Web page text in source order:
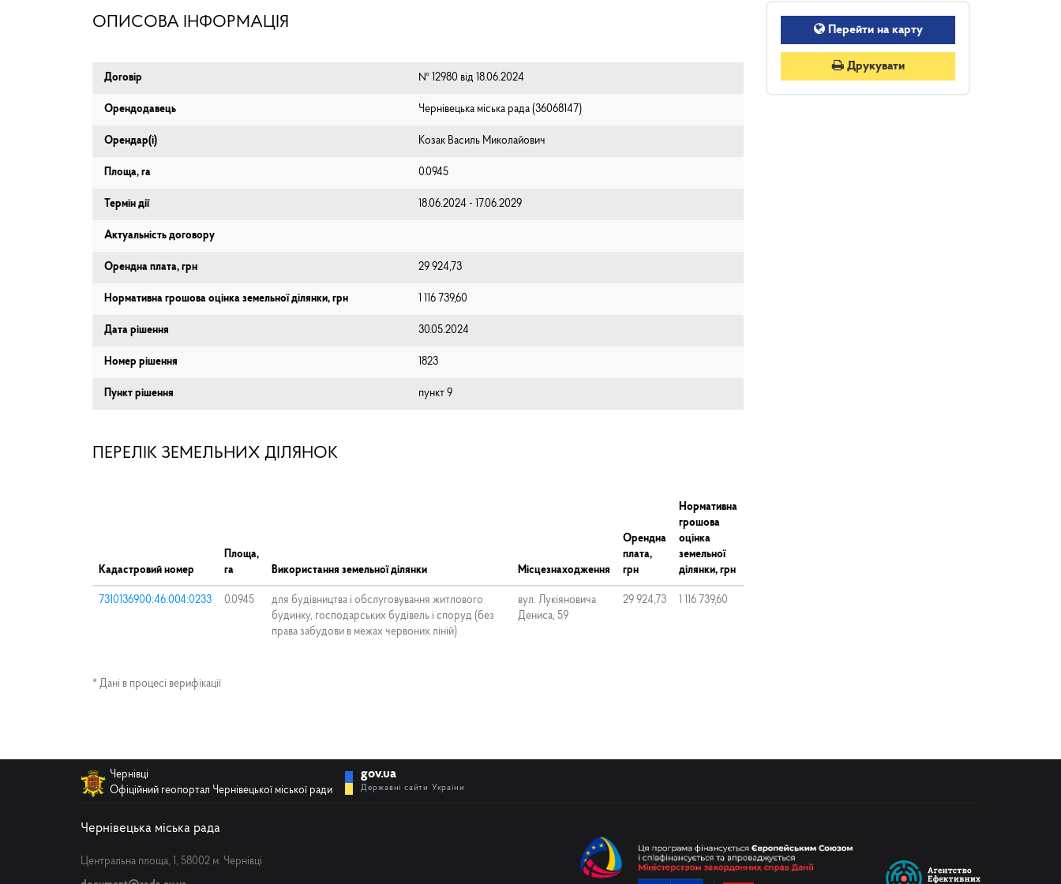
ОПИСОВА ІНФОРМАЦІЯ
Договір № 12980 від 18.06.2024
Орендодавець Чернівецька міська рада (⁨36068147⁩)
Орендар(і) Козак Василь Миколайович
Площа, га 0.0945
Термін дії 18.06.2024 - 17.06.2029
Актуальність договору
Орендна плата, грн 29 924,73
Нормативна грошова оцінка земельної ділянки, грн 1 116 739,60
Дата рішення 30.05.2024
Номер рішення 1823
Пункт рішення пункт 9
Перейти на карту
Друкувати
ПЕРЕЛІК ЗЕМЕЛЬНИХ ДІЛЯНОК
Кадастровий номер
Площа,
га
Використання земельної ділянки Місцезнаходження
Орендна
плата,
грн
Нормативна
грошова
оцінка
земельної
ділянки, грн
7310136900:46:004:0233 0.0945
для будівництва і обслуговування житлового
будинку, господарських будівель і споруд (без
права забудови в межах червоних ліній)
вул. Лукіяновича
Дениса, 59
29 924,73 1 116 739,60
* Дані в процесі верифікації
Чернівці
Офіційний геопортал Чернівецької міської ради
gov.ua
Державні сайти України
Чернівецька міська рада
Центральна площа, 1, 58002 м. Чернівці